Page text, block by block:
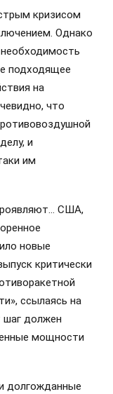
кризисом
Однако
подходящее
на
что
и
им
США,
новые
критически
ссылаясь на
должен
мощности
долгожданные